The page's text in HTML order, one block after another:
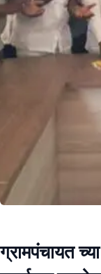
ग्रामपंचायत